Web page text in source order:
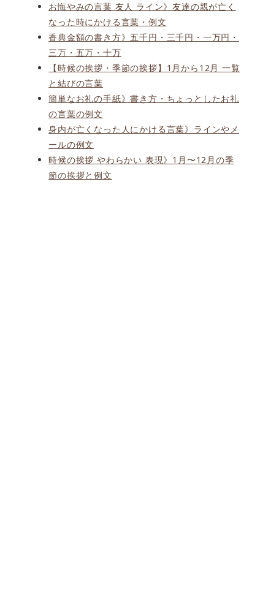
お悔やみの言葉 友人 ライン》友達の親が亡く
なった時にかける言葉・例文
香典金額の書き方》五千円・三千円・一万円・
三万・五万・十万
【時候の挨拶・季節の挨拶】1月から12月 一覧
と結びの言葉
簡単なお礼の手紙》書き方・ちょっとしたお礼
の言葉の例文
身内が亡くなった人にかける言葉》ラインやメ
ールの例文
時候の挨拶 やわらかい 表現》1月〜12月の季
節の挨拶と例文